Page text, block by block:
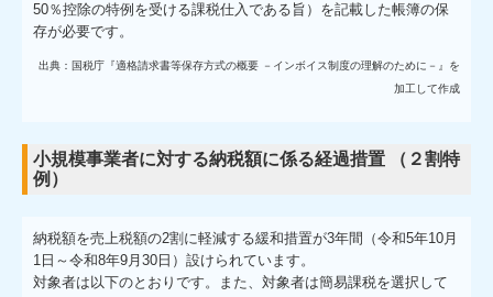
50％控除の特例を受ける課税仕入である旨）を記載した帳簿の保
存が必要です。
出典：国税庁『適格請求書等保存方式の概要 －インボイス制度の理解のために－』を
加工して作成
小規模事業者に対する納税額に係る経過措置 （２割特
例）
納税額を売上税額の2割に軽減する緩和措置が3年間（令和5年10月
1日～令和8年9月30日）設けられています。
対象者は以下のとおりです。また、対象者は簡易課税を選択して